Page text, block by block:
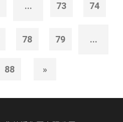
... 73 74
78 79 ...
88 »